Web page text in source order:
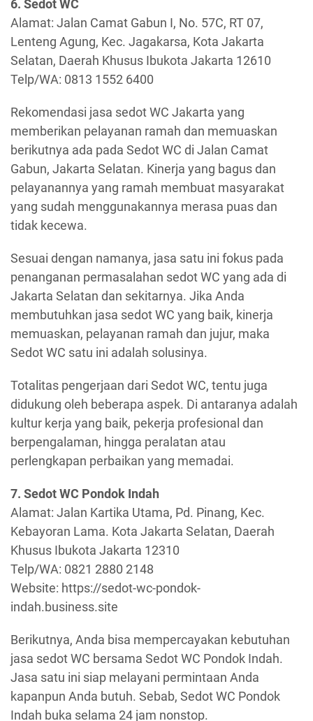
6. Sedot WC
Alamat: Jalan Camat Gabun I, No. 57C, RT 07,
Lenteng Agung, Kec. Jagakarsa, Kota Jakarta
Selatan, Daerah Khusus Ibukota Jakarta 12610
Telp/WA: 0813 1552 6400
Rekomendasi jasa sedot WC Jakarta yang
memberikan pelayanan ramah dan memuaskan
berikutnya ada pada Sedot WC di Jalan Camat
Gabun, Jakarta Selatan. Kinerja yang bagus dan
pelayanannya yang ramah membuat masyarakat
yang sudah menggunakannya merasa puas dan
tidak kecewa.
Sesuai dengan namanya, jasa satu ini fokus pada
penanganan permasalahan sedot WC yang ada di
Jakarta Selatan dan sekitarnya. Jika Anda
membutuhkan jasa sedot WC yang baik, kinerja
memuaskan, pelayanan ramah dan jujur, maka
Sedot WC satu ini adalah solusinya.
Totalitas pengerjaan dari Sedot WC, tentu juga
didukung oleh beberapa aspek. Di antaranya adalah
kultur kerja yang baik, pekerja profesional dan
berpengalaman, hingga peralatan atau
perlengkapan perbaikan yang memadai.
7. Sedot WC Pondok Indah
Alamat: Jalan Kartika Utama, Pd. Pinang, Kec.
Kebayoran Lama. Kota Jakarta Selatan, Daerah
Khusus Ibukota Jakarta 12310
Telp/WA: 0821 2880 2148
Website: https://sedot-wc-pondok-
indah.business.site
Berikutnya, Anda bisa mempercayakan kebutuhan
jasa sedot WC bersama Sedot WC Pondok Indah.
Jasa satu ini siap melayani permintaan Anda
kapanpun Anda butuh. Sebab, Sedot WC Pondok
Indah buka selama 24 jam nonstop.